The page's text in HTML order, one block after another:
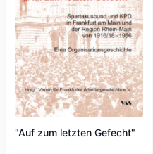
"Auf zum letzten Gefecht"